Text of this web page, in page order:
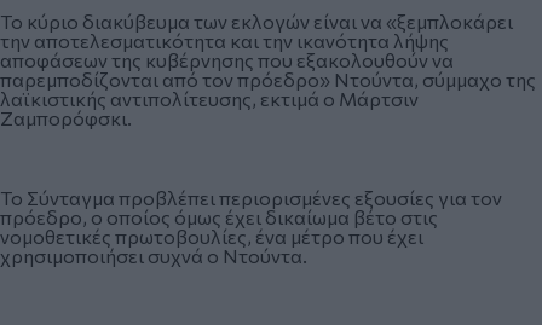
Το κύριο διακύβευμα των εκλογών είναι να «ξεμπλοκάρει
την αποτελεσματικότητα και την ικανότητα λήψης
αποφάσεων της κυβέρνησης που εξακολουθούν να
παρεμποδίζονται από τον πρόεδρο» Ντούντα, σύμμαχο της
λαϊκιστικής αντιπολίτευσης, εκτιμά ο Μάρτσιν
Ζαμπορόφσκι.
Το Σύνταγμα προβλέπει περιορισμένες εξουσίες για τον
πρόεδρο, ο οποίος όμως έχει δικαίωμα βέτο στις
νομοθετικές πρωτοβουλίες, ένα μέτρο που έχει
χρησιμοποιήσει συχνά ο Ντούντα.